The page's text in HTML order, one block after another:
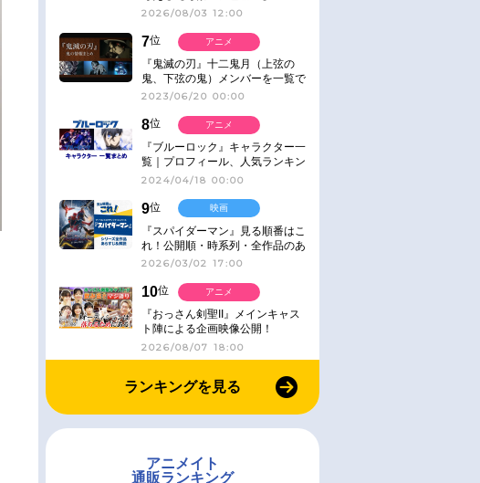
2026/08/03 12:00
7位
『鬼滅の刃』十二鬼月（上弦の
鬼、下弦の鬼）メンバーを一覧で
紹介＆解説（登場鬼の情報まと
2023/06/20 00:00
アニメ
8位
『ブルーロック』キャラクター一
覧｜プロフィール、人気ランキン
グ、キャラソン、診断など気にな
2024/04/18 00:00
アニメ
9位
『スパイダーマン』見る順番はこ
れ！公開順・時系列・全作品のあ
らすじをまとめました
2026/03/02 17:00
映画
10位
『おっさん剣聖II』メインキャス
ト陣による企画映像公開！
2026/08/07 18:00
アニメ
ランキングを見る
アニメイト
通販ランキング